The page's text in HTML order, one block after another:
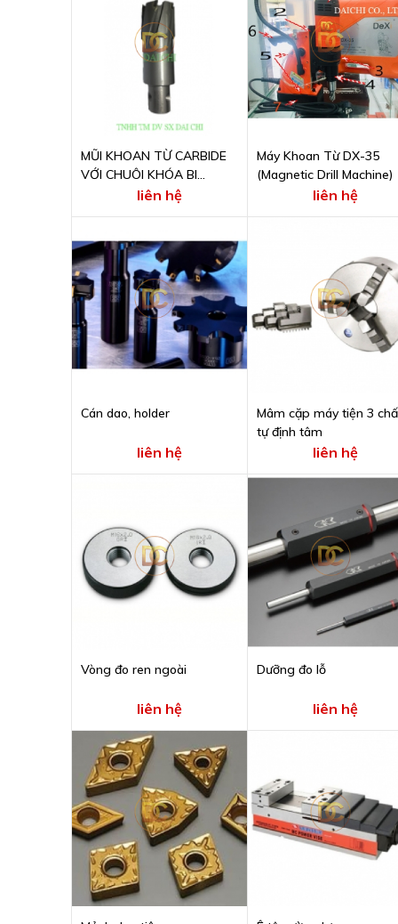
MŨI KHOAN TỪ CARBIDE
VỚI CHUÔI KHÓA BI
CHTOOLSliên hệ
Máy Khoan Từ DX-35
(Magnetic Drill Machine)
liên hệ
Cán dao, holder
liên hệ
Mâm cặp máy tiện 3
tự định tâm
liên hệ
Vòng đo ren ngoài
liên hệ
Dưỡng đo lỗ
liên hệ